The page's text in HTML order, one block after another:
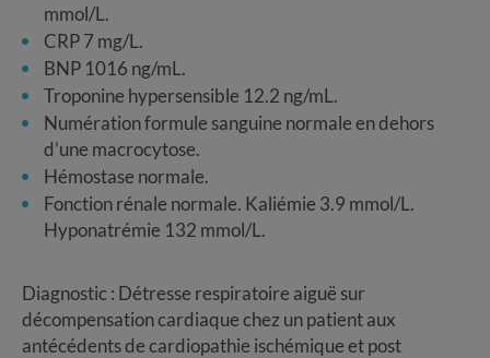
mmol/L.
CRP 7 mg/L.
BNP 1016 ng/mL.
Troponine hypersensible 12.2 ng/mL.
Numération formule sanguine normale en dehors
d’une macrocytose.
Hémostase normale.
Fonction rénale normale. Kaliémie 3.9 mmol/L.
Hyponatrémie 132 mmol/L.
Diagnostic : Détresse respiratoire aiguë sur
décompensation cardiaque chez un patient aux
antécédents de cardiopathie ischémique et post